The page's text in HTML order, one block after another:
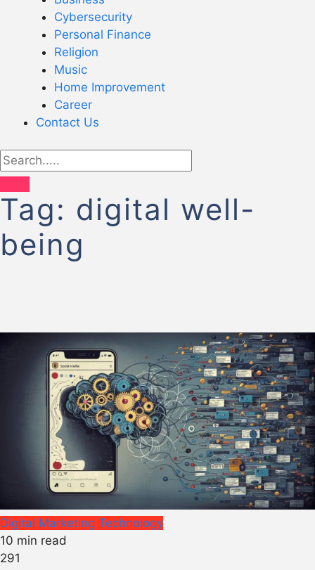
Cybersecurity
Personal Finance
Religion
Music
Home Improvement
Career
Contact Us
Tag: digital well-
being
Digital Marketing Technology
10 min read
291